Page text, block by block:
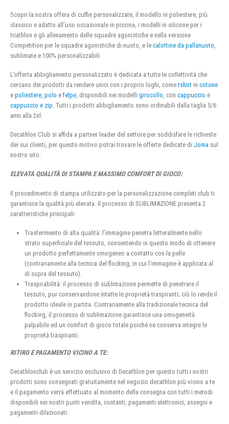
Scopri la nostra offera di cuffie personalizzate, il modello in poliestere, più
classico e adatto all’uso occasionale in piscina, i modelli in silicone per i
triathlon e gli allenamento delle squadre agonistiche e nella versione
Competition per le squadre agonistiche di nuoto, e le calottine da pallanuoto
sublimate e 100% personalizzabili
L’offerta abbigliamento personalizzato è dedicata a tutte le collettività che
cercano dei prodotti da rendere unici con i proprio loghi, cometshirt in cotone
e poliestere polo e felpe , disponibili nei modelli girocollo , con cappuccio e
cappuccio e zip . Tutti i prodotti abbigliamento sono ordinabili dalla taglia 5/6
anni alla 2xl.
Decathlon Club si affida a partner leader del settore per soddisfare le richieste
dei sui clienti, per questo motivo potrai trovare le offerte dedicate di Joma sul
nostro sito.
ELEVATA QUALITÀ DI STAMPA E MASSIMO COMFORT DI GIOCO:
Il procedimento di stampa utilizzato per la personalizzazione completi club ti
garantisce la qualità più elevata. Il processo di SUBLIMAZIONE presenta 2
caratteristiche principali:
Trasferimento di alta qualità: l’immagine penetra letteralmente nello
strato superficiale del tessuto, consentendo in questo modo di ottenere
un prodotto perfettamente omogeneo a contatto con la pelle
(contrariamente alla tecnica del flocking, in cui l’immagine è applicata al
di sopra del tessuto).
Traspirabilità: il processo di sublimazione permette di penetrare il
tessuto, pur conservandone intatte le proprietà traspiranti; ciò lo rende il
prodotto ideale in partita. Contrariamente alla tradizionale tecnica del
flocking, il processo di sublimazione garantisce una omogeneità
palpabile ed un comfort di gioco totale poiché ne conserva integre le
proprietà traspiranti.
RITIRO E PAGAMENTO VICINO A TE:
Decathlonclub è un servizio esclusivo di Decathlon per questo tutti i nostri
prodotti sono consegnati gratuitamente nel negozio decathlon più vicino a te
e il pagamento verrà effettuato al momento della consegna con tutti i metodi
disponibili nei nostri punti vendita, contanti, pagamenti elettronici, assegni e
pagamenti dilazionati.